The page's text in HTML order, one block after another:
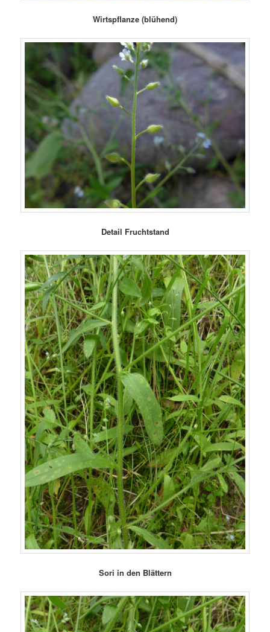
Wirtspflanze (blühend)
Detail Fruchtstand
Sori in den Blättern